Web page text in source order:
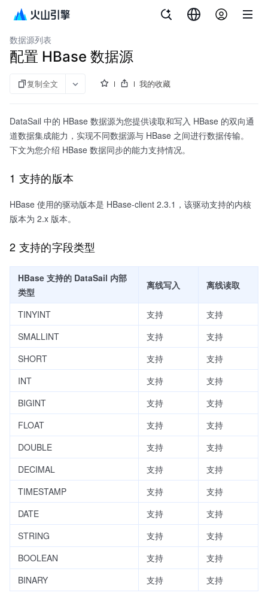
大数据研发治理套件
数据源列表
配置 HBase 数据源
复制全文 我的收藏
DataSail 中的 HBase 数据源为您提供读取和写入 HBase 的双向通
道数据集成能力，实现不同数据源与 HBase 之间进行数据传输。
下文为您介绍 HBase 数据同步的能力支持情况。
1 支持的版本
HBase 使用的驱动版本是 HBase-client 2.3.1，该驱动支持的内核
版本为 2.x 版本。
2 支持的字段类型
HBase 支持的 DataSail 内部
类型
离线写入 离线读取
TINYINT 支持
支持
SMALLINT
支持
支持
SHORT
支持
支持
INT
支持
支持
BIGINT
支持
支持
FLOAT
支持
支持
DOUBLE
支持
支持
DECIMAL
支持
支持
TIMESTAMP
支持
支持
DATE
支持
支持
STRING
支持
支持
BOOLEAN
支持
支持
BINARY
支持 支持